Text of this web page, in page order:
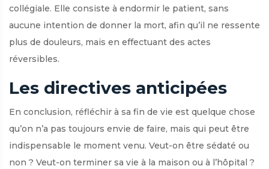
collégiale. Elle consiste à endormir le patient, sans
aucune intention de donner la mort, afin qu’il ne ressente
plus de douleurs, mais en effectuant des actes
réversibles.
Les directives anticipées
En conclusion, réfléchir à sa fin de vie est quelque chose
qu’on n’a pas toujours envie de faire, mais qui peut être
indispensable le moment venu. Veut-on être sédaté ou
non ? Veut-on terminer sa vie à la maison ou à l’hôpital ?